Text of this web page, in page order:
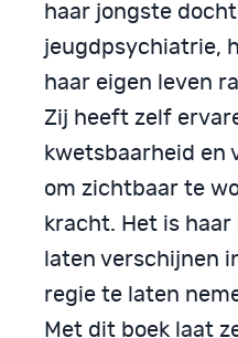
haar jongste
jeugdpsychiatrie,
haar eigen leven
Zij heeft zelf
kwetsbaarheid en
om zichtbaar te
kracht. Het is
laten verschijnen
regie te laten
Met dit boek laat